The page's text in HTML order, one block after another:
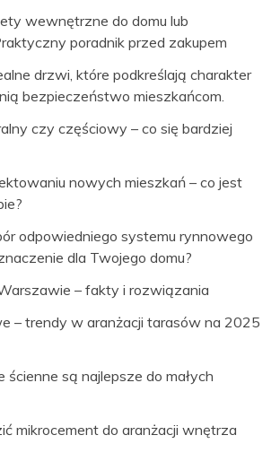
wewnętrzne do domu lub
poradnik przed zakupem
drzwi, które podkreślają charakter
bezpieczeństwo mieszkańcom.
czy częściowy – co się bardziej
nowych mieszkań – co jest
odpowiedniego systemu rynnowego
dla Twojego domu?
– fakty i rozwiązania
– trendy w aranżacji tarasów na 2025
ścienne są najlepsze do małych
mikrocement do aranżacji wnętrza